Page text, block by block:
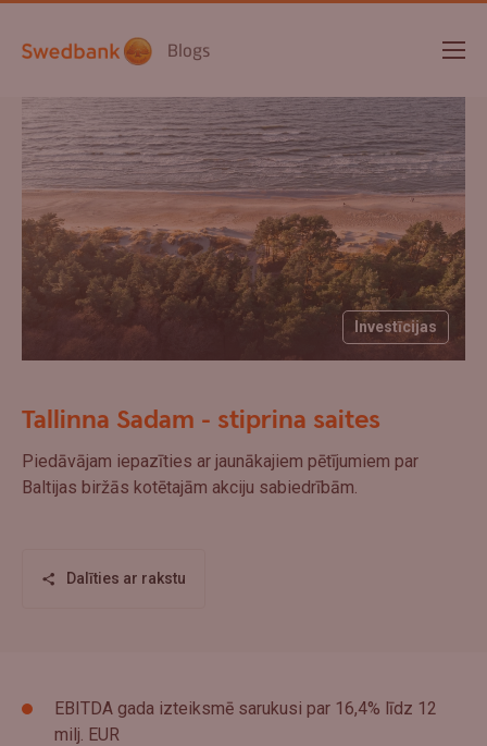
Blogs
Investīcijas
Tallinna Sadam - stiprina saites
Piedāvājam iepazīties ar jaunākajiem pētījumiem par
Baltijas biržās kotētajām akciju sabiedrībām.
Dalīties ar rakstu
EBITDA gada izteiksmē sarukusi par 16,4% līdz 12
milj. EUR